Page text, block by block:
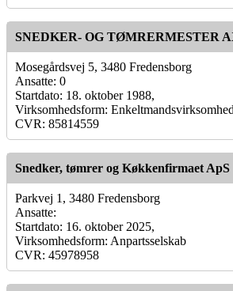
SNEDKER- OG TØMRERMESTER
Mosegårdsvej 5, 3480 Fredensborg
Ansatte: 0
Startdato: 18. oktober 1988,
Virksomhedsform: Enkeltmandsvirksomhed
CVR: 85814559
Snedker, tømrer og Køkkenfirmaet ApS
Parkvej 1, 3480 Fredensborg
Ansatte:
Startdato: 16. oktober 2025,
Virksomhedsform: Anpartsselskab
CVR: 45978958